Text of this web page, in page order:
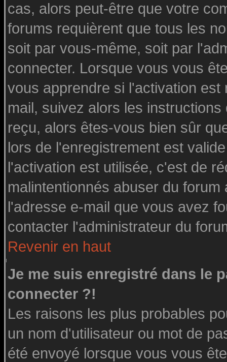
cas, alors peut-être que votre
forums requièrent que tous les
soit par vous-même, soit par
connecter. Lorsque vous vous
vous apprendre si l'activation
mail, suivez alors les
reçu, alors êtes-vous bien sûr
lors de l'enregistrement est
l'activation est utilisée, c'est de
malintentionnés abuser du
l'adresse e-mail que vous avez
contacter l'administrateur du
Revenir en haut
Je me suis enregistré dans le
connecter ?!
Les raisons les plus probables
un nom d'utilisateur ou mot de
été envoyé lorsque vous vous